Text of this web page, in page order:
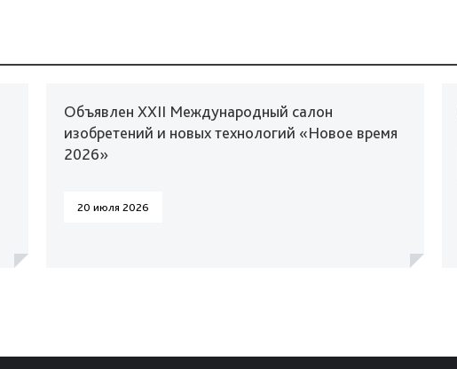
Объявлен XXII Международный салон
изобретений и новых технологий «Новое время
2026»
20 июля 2026